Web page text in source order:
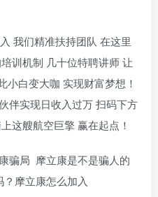
我们精准扶持团队 在这里
训机制 几十位特聘讲师 让
小白变大咖 实现财富梦想！
伴实现日收入过万 扫码下方
这艘航空巨擎 赢在起点！
骗局 摩立康是不是骗人的
摩立康怎么加入